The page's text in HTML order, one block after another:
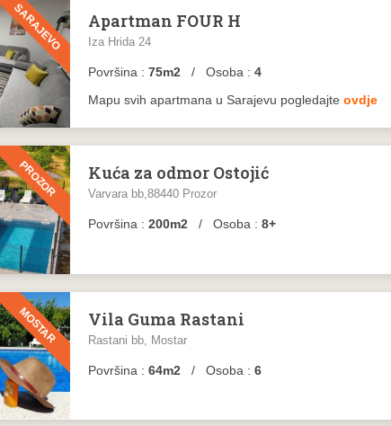
SARAJEVO Apartman FOUR H
Iza Hrida 24
Površina : 75m2 / Osoba : 4
Mapu svih apartmana u Sarajevu pogledajte ovdje
PROZOR Kuća za odmor Ostojić
Varvara bb,88440 Prozor
Površina : 200m2 / Osoba : 8+
MOSTAR Vila Guma Rastani
Rastani bb, Mostar
Površina : 64m2 / Osoba : 6